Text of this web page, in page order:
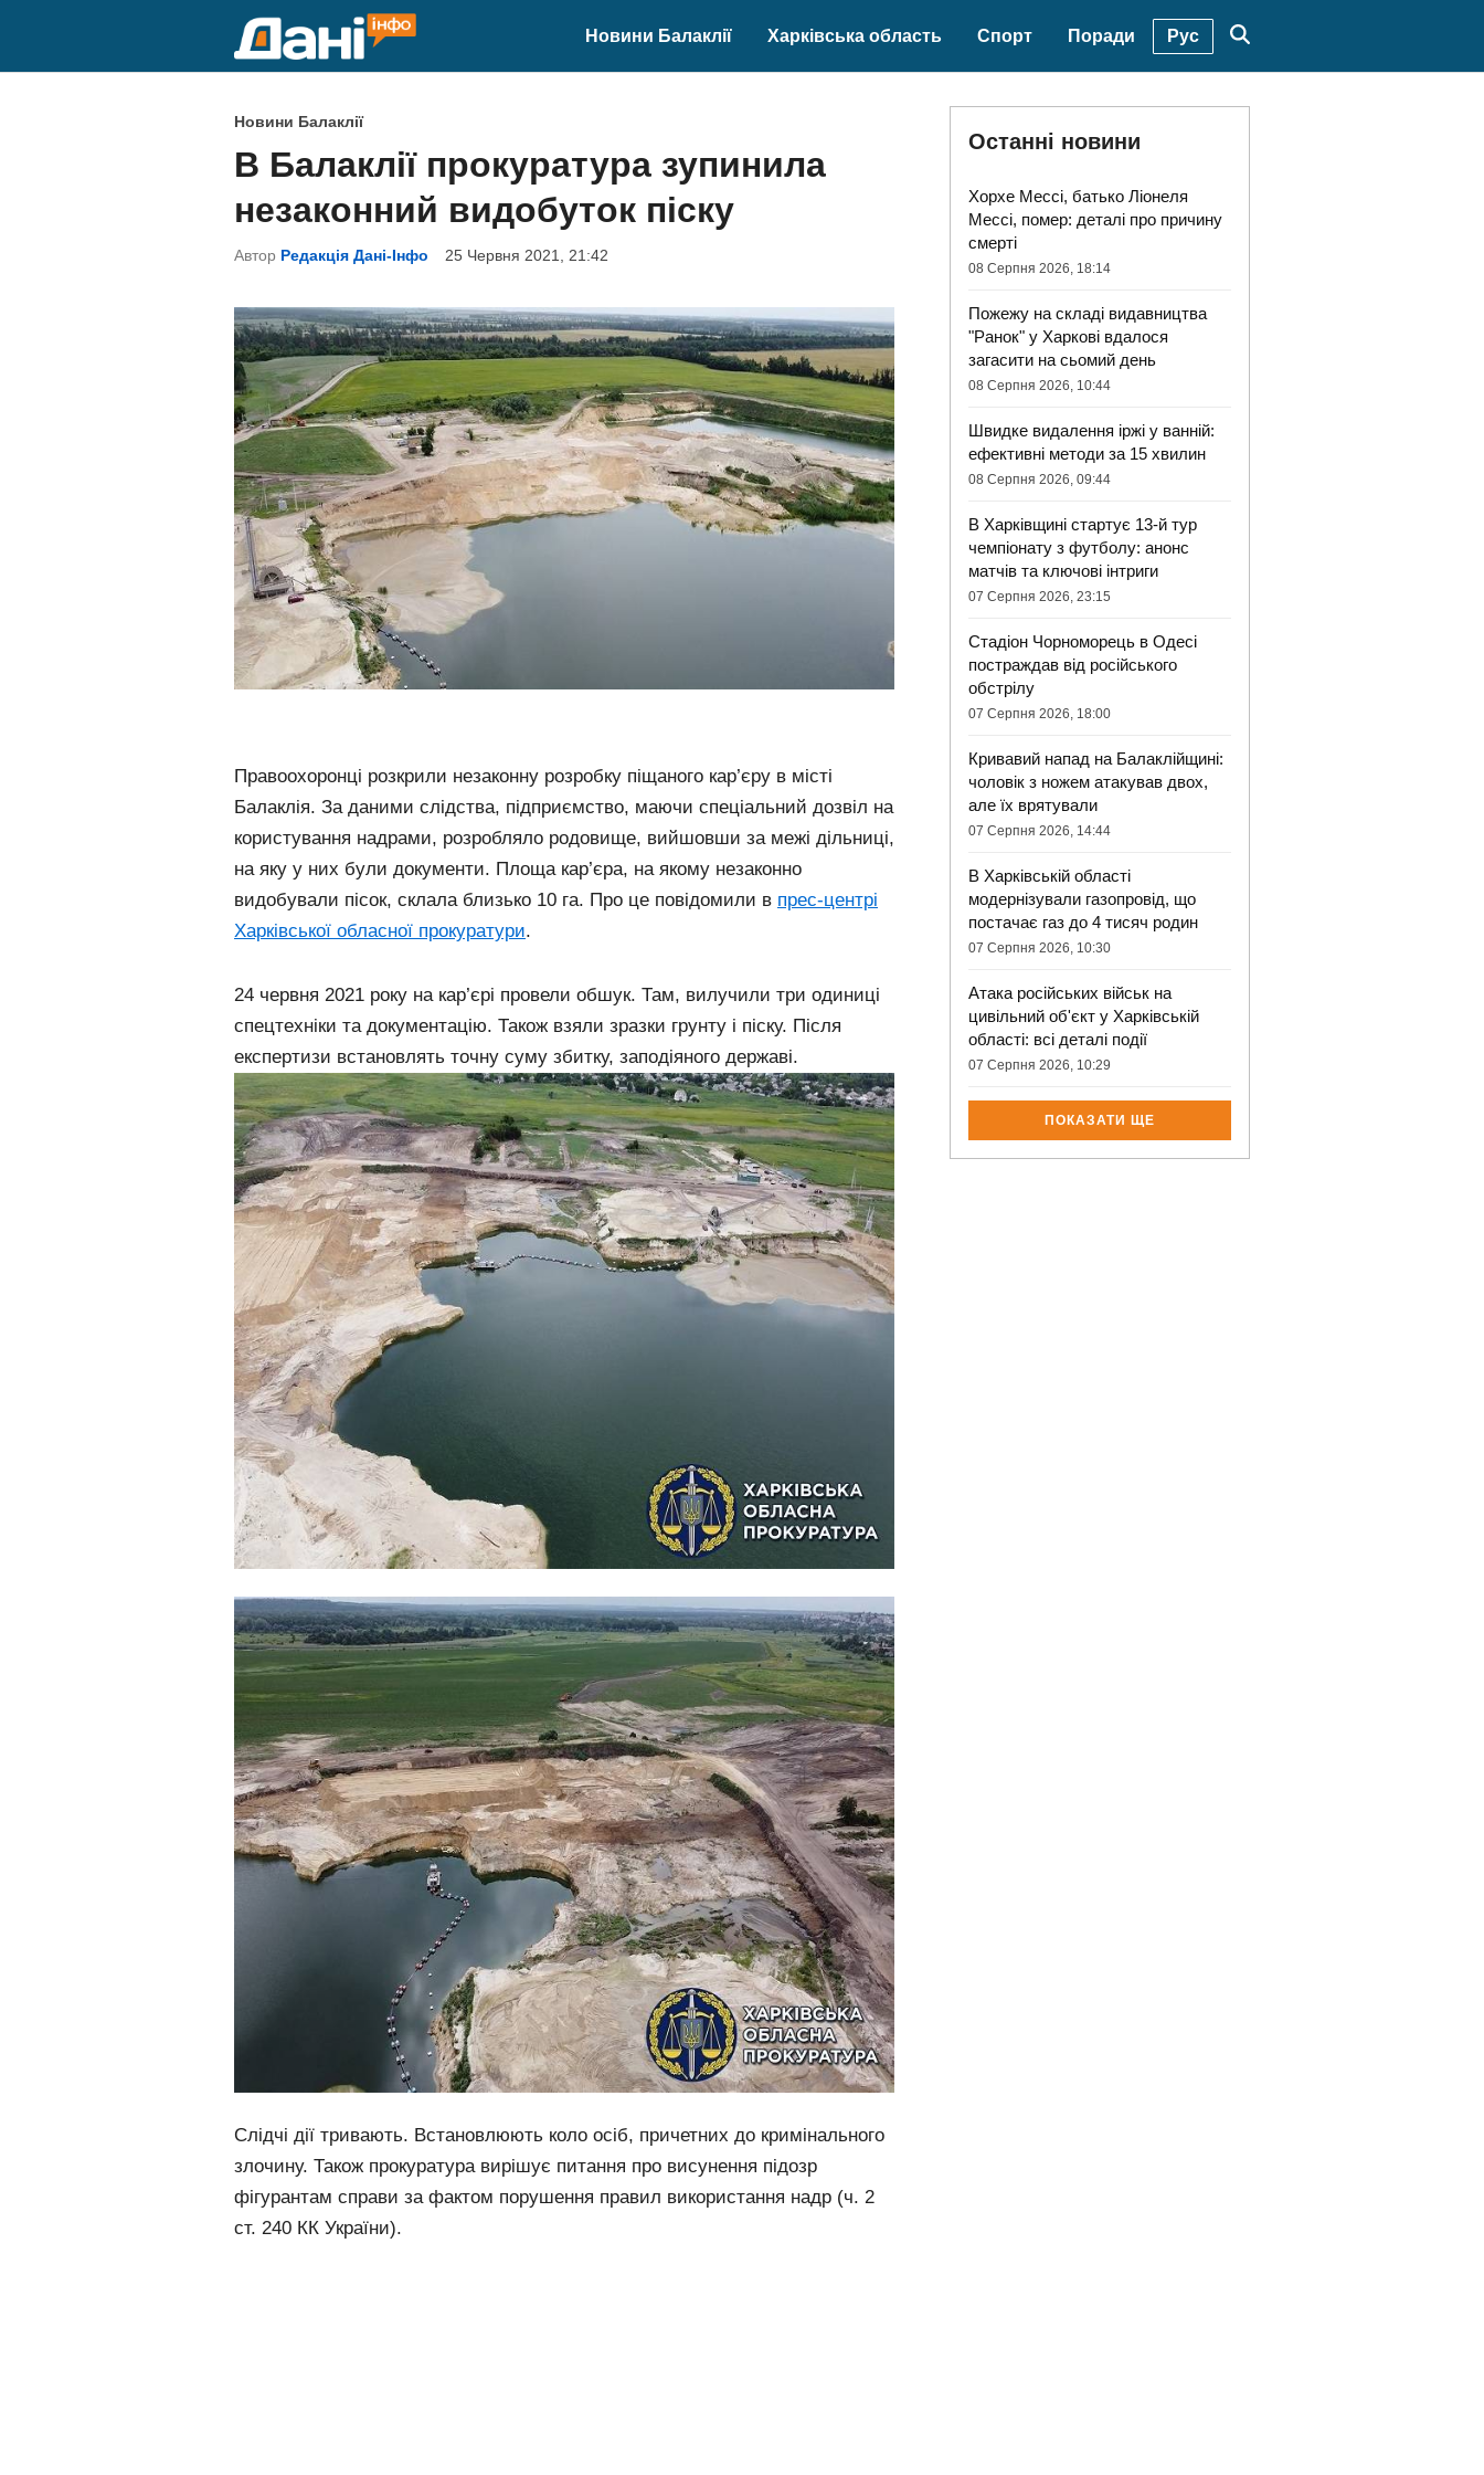
Новини Балаклії Харківська область Спорт Поради Рус
P
o
s
i
n
Новини Балаклії
В Балаклії прокуратура зупинила
незаконний видобуток піску
Автор Редакція Дані-Інфо 25 Червня 2021, 21:42
Правоохоронці розкрили незаконну розробку піщаного кар’єру в місті
Балаклія. За даними слідства, підприємство, маючи спеціальний дозвіл на
користування надрами, розробляло родовище, вийшовши за межі дільниці,
на яку у них були документи. Площа кар’єра, на якому незаконно
видобували пісок, склала близько 10 га. Про це повідомили в прес-центрі
Харківської обласної прокуратури.
24 червня 2021 року на кар’єрі провели обшук. Там, вилучили три одиниці
спецтехніки та документацію. Також взяли зразки грунту і піску. Після
експертизи встановлять точну суму збитку, заподіяного державі.
Слідчі дії тривають. Встановлюють коло осіб, причетних до кримінального
злочину. Також прокуратура вирішує питання про висунення підозр
фігурантам справи за фактом порушення правил використання надр (ч. 2
ст. 240 КК України).
Останні новини
Хорхе Мессі, батько Ліонеля
Мессі, помер: деталі про причину
смерті
08 Серпня 2026, 18:14
Пожежу на складі видавництва
"Ранок" у Харкові вдалося
загасити на сьомий день
08 Серпня 2026, 10:44
Швидке видалення іржі у ванній:
ефективні методи за 15 хвилин
08 Серпня 2026, 09:44
В Харківщині стартує 13-й тур
чемпіонату з футболу: анонс
матчів та ключові інтриги
07 Серпня 2026, 23:15
Стадіон Чорноморець в Одесі
постраждав від російського
обстрілу
07 Серпня 2026, 18:00
Кривавий напад на Балаклійщині:
чоловік з ножем атакував двох,
але їх врятували
07 Серпня 2026, 14:44
В Харківській області
модернізували газопровід, що
постачає газ до 4 тисяч родин
07 Серпня 2026, 10:30
Атака російських військ на
цивільний об'єкт у Харківській
області: всі деталі події
07 Серпня 2026, 10:29
ПОКАЗАТИ ЩЕ